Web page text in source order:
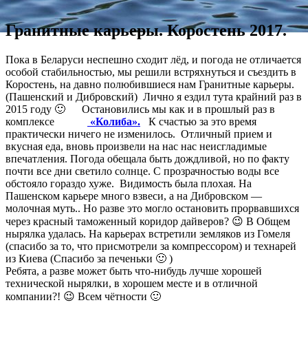
Гранитные карьеры. Коростень 2017.
Пока в Беларуси неспешно сходит лёд, и погода не отличается
особой стабильностью, мы решили встряхнуться и съездить в
Коростень, на давно полюбившиеся нам Гранитные карьеры.
(Пашенский и Дибровский) Лично я ездил тута крайний раз в
2015 году 🙂 Остановились мы как и в прошлый раз в
комплексе
«Колиба». К счастью за это время
практически ничего не изменилось. Отличный прием и
вкусная еда, вновь произвели на нас нас неисгладимые
впечатления. Погода обещала быть дождливой, но по факту
почти все дни светило солнце. С прозрачностью воды все
обстояло гораздо хуже. Видимость была плохая. На
Пашенском карьере много взвеси, а на Дибровском —
молочная муть.. Но разве это могло остановить прорвавшихся
через красный таможенный коридор дайверов? 😉 В Общем
нырялка удалась. На карьерах встретили земляков из Гомеля
(спасибо за то, что присмотрели за компрессором) и технарей
из Киева (Спасибо за печеньки 🙂 )
Ребята, а разве может быть что-нибудь лучше хорошей
технической нырялки, в хорошем месте и в отличной
компании?! 😉 Всем чётности 🙂